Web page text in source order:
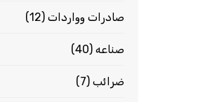
صادرات وواردات (12)
صناعه (40)
ضرائب (7)